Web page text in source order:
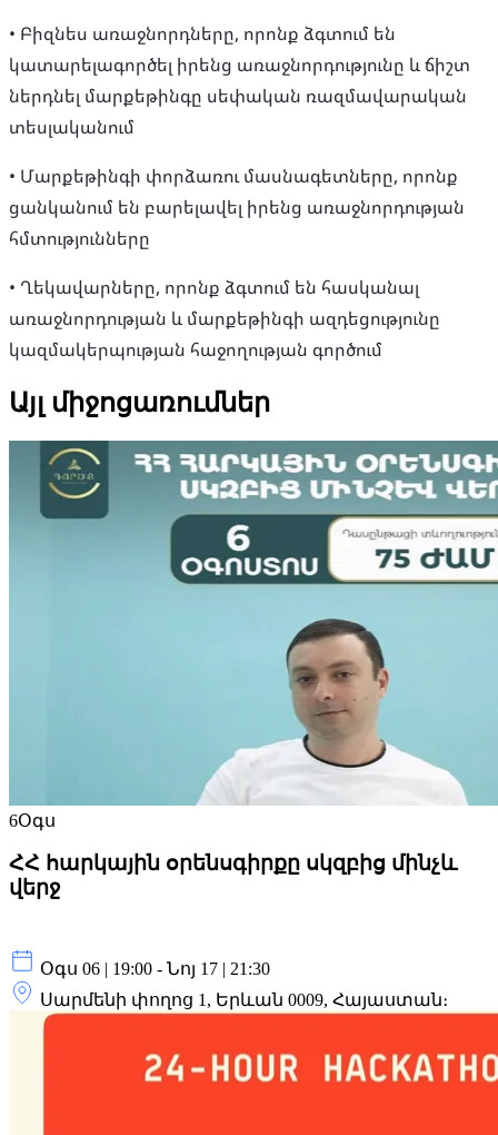
• Բիզնես առաջնորդները, որոնք ձգտում են
կատարելագործել իրենց առաջնորդությունը և ճիշտ
ներդնել մարքեթինգը սեփական ռազմավարական
տեսլականում
• Մարքեթինգի փորձառու մասնագետները, որոնք
ցանկանում են բարելավել իրենց առաջնորդության
հմտությունները
• Ղեկավարները, որոնք ձգտում են հասկանալ
առաջնորդության և մարքեթինգի ազդեցությունը
կազմակերպության հաջողության գործում
Այլ միջոցառումներ
6Օգս
ՀՀ հարկային օրենսգիրքը սկզբից մինչև
վերջ
Օգս 06 | 19:00 - Նոյ 17 | 21:30
Սարմենի փողոց 1, Երևան 0009, Հայաստան։